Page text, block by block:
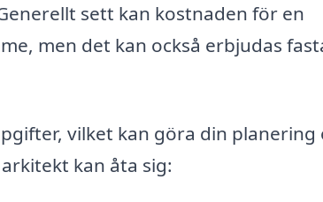
sett kan kostnaden för en
men det kan också erbjudas
vilket kan göra din planering
kan åta sig: